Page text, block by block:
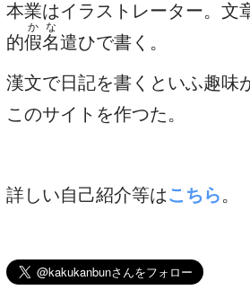
本業はイラストレーター。文
的假名
かな
遣ひで書く。
漢文で日記を書くといふ趣味
このサイトを作つた。
詳しい自己紹介等はこちら。